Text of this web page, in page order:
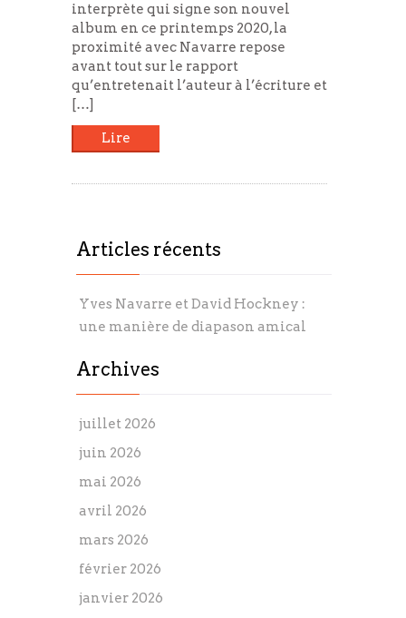
interprète qui signe son nouvel
album en ce printemps 2020, la
proximité avec Navarre repose
avant tout sur le rapport
qu’entretenait l’auteur à l’écriture et
[…]
Lire
Articles récents
Yves Navarre et David Hockney :
une manière de diapason amical
Archives
juillet 2026
juin 2026
mai 2026
avril 2026
mars 2026
février 2026
janvier 2026